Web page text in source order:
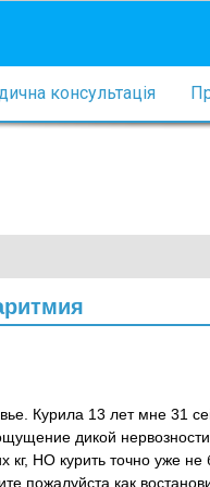
консультація
Курила 13 лет мне 31
дикой
НО курить точно уже не
пожалуйста как